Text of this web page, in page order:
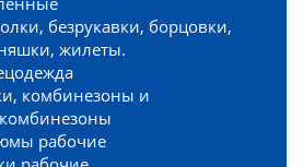
безрукавки, борцовки,
жилеты.
комбинезоны и
рабочие